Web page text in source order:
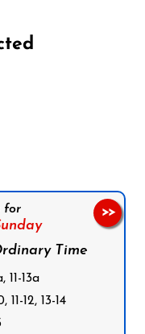
for
Time
11-13a
11-12, 13-14
>>